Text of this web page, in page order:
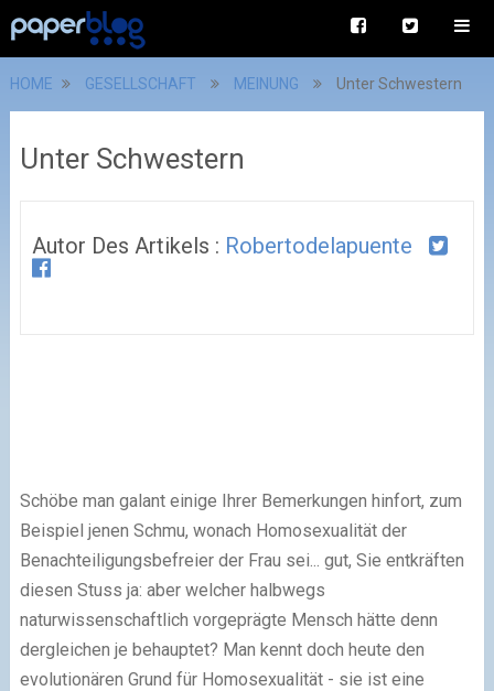
HOME GESELLSCHAFT MEINUNG Unter Schwestern
Unter Schwestern
Autor Des Artikels : Robertodelapuente
Schöbe man galant einige Ihrer Bemerkungen hinfort, zum
Beispiel jenen Schmu, wonach Homosexualität der
Benachteiligungsbefreier der Frau sei... gut, Sie entkräften
diesen Stuss ja: aber welcher halbwegs
naturwissenschaftlich vorgeprägte Mensch hätte denn
dergleichen je behauptet? Man kennt doch heute den
evolutionären Grund für Homosexualität - sie ist eine